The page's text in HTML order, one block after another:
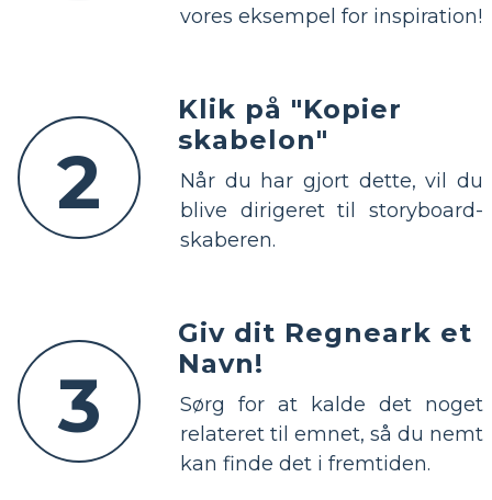
vores eksempel for inspiration!
2
Klik på "Kopier
skabelon"
Når du har gjort dette, vil du
blive dirigeret til storyboard-
skaberen.
3
Giv dit Regneark et
Navn!
Sørg for at kalde det noget
relateret til emnet, så du nemt
kan finde det i fremtiden.